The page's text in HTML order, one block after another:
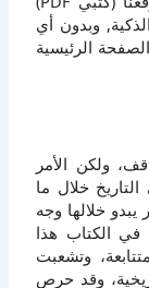
وبدون أي
الرئيسية
ولكن الأمر
خلال ما
خلالها وجه
في الكتاب هذا
وتشعبت
وقد حرص